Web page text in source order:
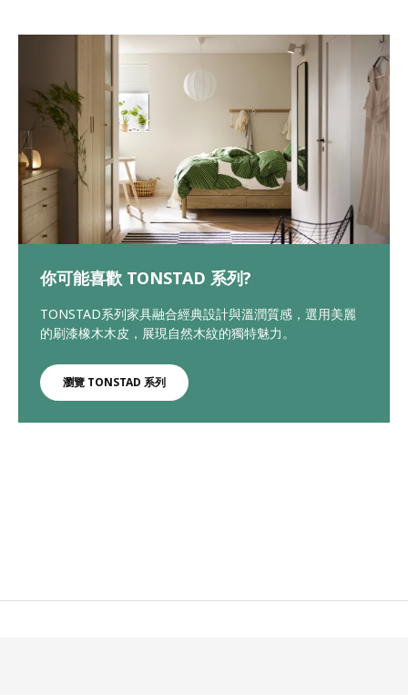
你可能喜歡 TONSTAD 系列?
TONSTAD系列家具融合經典設計與溫潤質感，選用美麗
的刷漆橡木木皮，展現自然木紋的獨特魅力。
瀏覽 TONSTAD 系列